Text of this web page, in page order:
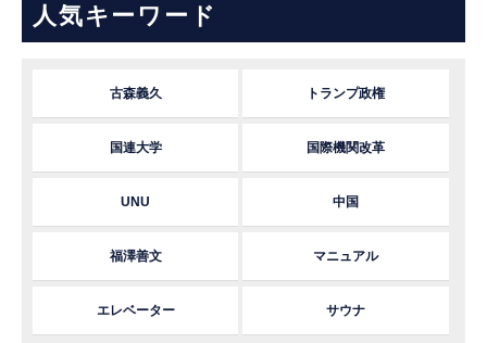
人気キーワード
古森義久 トランプ政権
国連大学 国際機関改革
UNU 中国
福澤善文 マニュアル
エレベーター サウナ